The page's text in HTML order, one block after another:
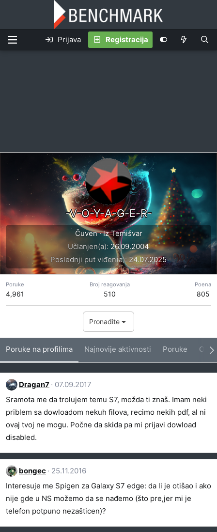
Prijava Registracija
-V-O-Y-A-G-E-R-
Čuven ·IzTemišvar
Učlanjen(a) 26.09.2004
Poslednji put viđen(a) 24.07.2025
Poruke
4,961
Broj reagovanja
510
Poena
805
Pronađite
Poruke na profilima Najnovije aktivnosti Poruke O
Dragan7
07.09.2017
Sramota me da trolujem temu S7, možda ti znaš. Imam neki
priblem sa dowloadom nekuh filova, recimo nekih pdf, al ni
ovaj tvoj ne mogu. Počne da skida pa mi prijavi dowload
disabled.
bongec
25.11.2016
Interesuje me Spigen za Galaxy S7 edge: da li je otišao i ako
nije gde u NS možemo da se nađemo (što pre,jer mi je
telefon potpuno nezašticen)?